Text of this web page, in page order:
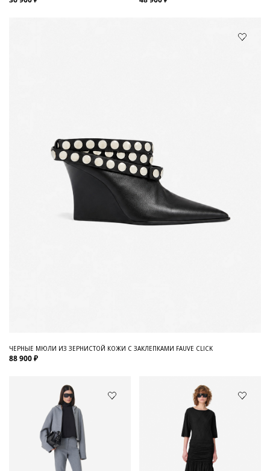
ЧЕРНЫЕ МЮЛИ ИЗ ЗЕРНИСТОЙ КОЖИ С ЗАКЛЕПКАМИ FAUVE CLICK
88 900 ₽